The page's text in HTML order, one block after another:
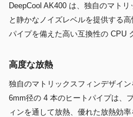
DeepCool AK400 は、独自のマト
と静かなノイズレベルを提供する
パイプを備えた高い互換性の CPU
高度な放熱
独自のマトリックスフィンデザイ
6mm径の 4 本のヒートパイプは、
ィンを通して放熱、優れた放熱効率